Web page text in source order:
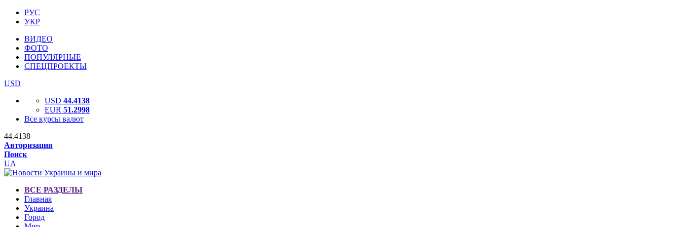
РУС
УКР
ВИДЕО
ФОТО
ПОПУЛЯРНЫЕ
СПЕЦПРОЕКТЫ
USD
USD 44.4138
EUR 51.2998
Все курсы валют
44.4138
Авторизация
Поиск
UA
ВСЕ РАЗДЕЛЫ
Главная
Украина
Город